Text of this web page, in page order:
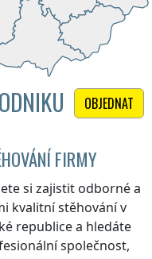
OBJEDNAT
FIRMY
si zajistit odborné a
kvalitní stěhovánív
republicea hledáte
společnost,